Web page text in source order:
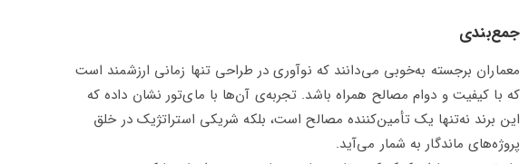
جمع‌بندی
معماران برجسته به‌خوبی می‌دانند که نوآوری در طراحی تنها زمانی ارزشمند است
که با کیفیت و دوام مصالح همراه باشد. تجربه‌ی آن‌ها با مای‌تور نشان داده که
این برند نه‌تنها یک تأمین‌کننده مصالح است، بلکه شریکی استراتژیک در خلق
پروژه‌های ماندگار به شمار می‌آید.